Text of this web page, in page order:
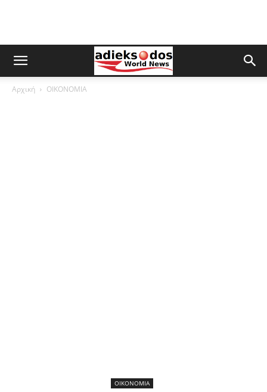
Αρχική ΟΙΚΟΝΟΜΙΑ
ΟΙΚΟΝΟΜΙΑ